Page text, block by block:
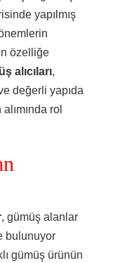
yapılmış
özelliğe
alıcıları,
değerli yapıda
rol
, gümüş alanlar
bulunuyor
gümüş ürünün